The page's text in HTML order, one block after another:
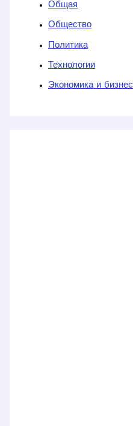
Общая
Общество
Политика
Технологии
Экономика и бизнес